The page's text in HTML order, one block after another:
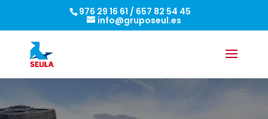
976 29 16 61 / 657 82 54 45
info@gruposeul.es